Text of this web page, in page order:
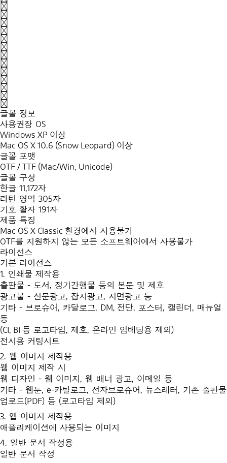
<
>
?
₩
-
=
[
]
\
;
'
.
/
글꼴 정보
사용권장 OS
Windows XP 이상
Mac OS X 10.6 (Snow Leopard) 이상
글꼴 포맷
OTF / TTF (Mac/Win, Unicode)
글꼴 구성
한글 11,172자
라틴 영역 305자
기호 활자 191자
제품 특징
Mac OS X Classic 환경에서 사용불가
OTF를 지원하지 않는 모든 소프트웨어에서 사용불가
라이선스
기본 라이선스
1. 인쇄물 제작용
출판물 - 도서, 정기간행물 등의 본문 및 제호
광고물 - 신문광고, 잡지광고, 지면광고 등
기타 - 브로슈어, 카달로그, DM, 전단, 포스터, 캘린더, 매뉴얼
등
(CI, BI 등 로고타입, 제호, 온라인 임베딩용 제외)
전시용 커팅시트
2. 웹 이미지 제작용
웹 이미지 제작 시
웹 디자인 - 웹 이미지, 웹 배너 광고, 이메일 등
기타 - 웹툰, e-카탈로그, 전자브로슈어, 뉴스레터, 기존 출판물
업로드(PDF) 등 (로고타입 제외)
3. 앱 이미지 제작용
애플리케이션에 사용되는 이미지
4. 일반 문서 작성용
일반 문서 작성